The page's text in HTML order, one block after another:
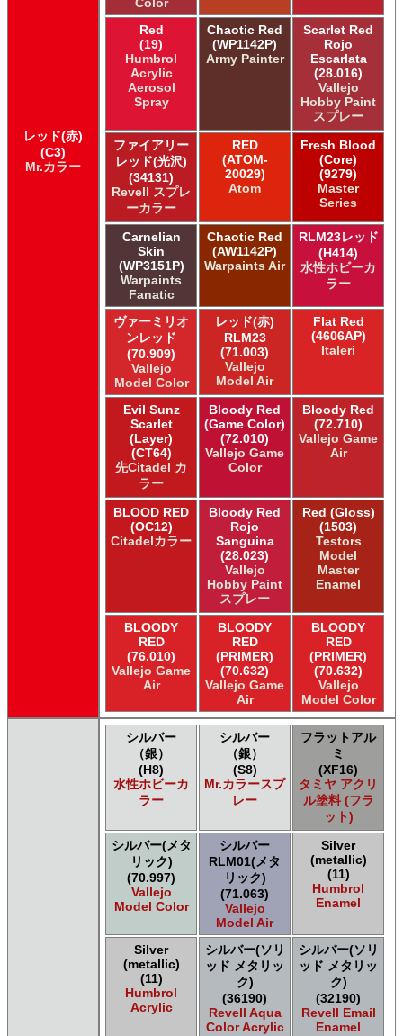
ガイアノーツ ガイア エナメル カラー
ガイアノーツ ガイアカラー
タミヤ タミヤ アクリル塗料
タミヤ タミヤ アクリル塗料 (フラット)
タミヤ タミヤ エアーモデルスプレー
タミヤ タミヤ エナメル塗料
タミヤ タミヤ トップコート/サーフェイサー/プライマー
タミヤ タミヤ ラッカー塗料
タミヤ タミヤスプレー
タミヤ タミヤスプレー
タミヤ タミヤスプレーAS
ＧＳＩクレオス Master Series Paints Pathfinder
ＧＳＩクレオス Mr.カラー
ＧＳＩクレオス Mr.カラー GX
ＧＳＩクレオス Mr.カラー 色ノ源
ＧＳＩクレオス Mr.カラー スーパーメタリック
ＧＳＩクレオス Mr.カラー スーパーメタリック 2
ＧＳＩクレオス Mr.カラースプレー
ＧＳＩクレオス Mr.クリアカラーGX
ＧＳＩクレオス Mr.クリスタルカラー
ＧＳＩクレオス Mr.サーフェイサー/プライマー
ＧＳＩクレオス Mr.トップコート
ＧＳＩクレオス Mr.メタリックカラーGX
ＧＳＩクレオス Mr.メタルカラー
ＧＳＩクレオス アクリジョン
ＧＳＩクレオス ガンダムカラー
ＧＳＩクレオス ガンダムカラー
ＧＳＩクレオス ガンダムカラースプレー
ＧＳＩクレオス ガンダムカラースプレー
ＧＳＩクレオス ガンダムマーカー
ＧＳＩクレオス 水性ホビーカラー
レッド(赤)
(C3)
Mr.カラー
Red
(19)
Humbrol
Acrylic
Aerosol
Spray
Chaotic Red
(WP1142P)
Army Painter
Scarlet Red
Rojo
Escarlata
(28.016)
Vallejo
Hobby Paint
スプレー
ファイアリー
レッド(光沢)
(34131)
Revell スプレ
ーカラー
RED
(ATOM-
20029)
Atom
Fresh Blood
(Core)
(9279)
Master
Series
Carnelian
Skin
(WP3151P)
Warpaints
Fanatic
Chaotic Red
(AW1142P)
Warpaints Air
RLM23レッド
(H414)
水性ホビーカ
ラー
ヴァーミリオ
ンレッド
(70.909)
Vallejo
Model Color
レッド(赤)
RLM23
(71.003)
Vallejo
Model Air
Flat Red
(4606AP)
Italeri
Evil Sunz
Scarlet
(Layer)
(CT64)
先Citadel カ
ラー
Bloody Red
(Game Color)
(72.010)
Vallejo Game
Color
Bloody Red
(72.710)
Vallejo Game
Air
BLOOD RED
(OC12)
Citadelカラー
Bloody Red
Rojo
Sanguina
(28.023)
Vallejo
Hobby Paint
スプレー
Red (Gloss)
(1503)
Testors
Model
Master
Enamel
BLOODY
RED
(76.010)
Vallejo Game
Air
BLOODY
RED
(PRIMER)
(70.632)
Vallejo Game
Air
BLOODY
RED
(PRIMER)
(70.632)
Vallejo
Model Color
シルバー
（銀）
(H8)
水性ホビーカ
ラー
シルバー
（銀）
(S8)
Mr.カラースプ
レー
フラットアル
ミ
(XF16)
タミヤ アクリ
ル塗料 (フラ
ット)
シルバー(メタ
リック)
(70.997)
Vallejo
Model Color
シルバー
RLM01(メタ
リック)
(71.063)
Vallejo
Model Air
Silver
(metallic)
(11)
Humbrol
Enamel
Silver
(metallic)
(11)
Humbrol
Acrylic
シルバー(ソリ
ッド メタリッ
ク)
(36190)
Revell Aqua
Color Acrylic
シルバー(ソリ
ッド メタリッ
ク)
(32190)
Revell Email
Enamel